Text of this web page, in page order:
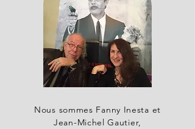
Nous sommes Fanny Inesta et
Jean-Michel Gautier,